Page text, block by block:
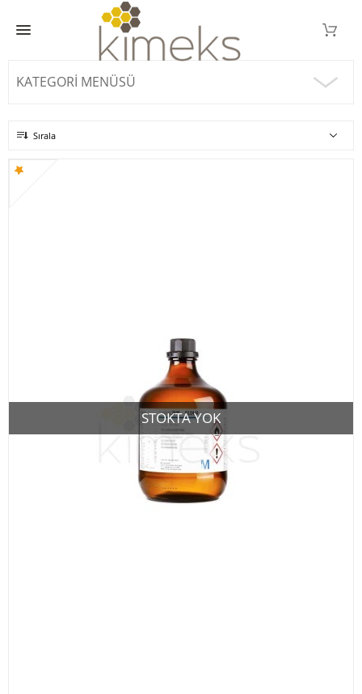
KATEGORI MENÜSÜ
Sırala
STOKTA YOK